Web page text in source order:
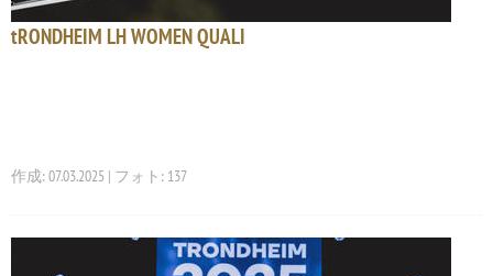
tRONDHEIM LH WOMEN QUALI
作成: 07.03.2025 | フォト: 137